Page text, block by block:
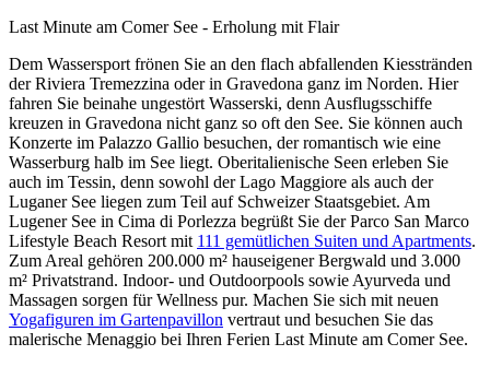
Last Minute am Comer See - Erholung mit Flair
Dem Wassersport frönen Sie an den flach abfallenden Kiesstränden
der Riviera Tremezzina oder in Gravedona ganz im Norden. Hier
fahren Sie beinahe ungestört Wasserski, denn Ausflugsschiffe
kreuzen in Gravedona nicht ganz so oft den See. Sie können auch
Konzerte im Palazzo Gallio besuchen, der romantisch wie eine
Wasserburg halb im See liegt. Oberitalienische Seen erleben Sie
auch im Tessin, denn sowohl der Lago Maggiore als auch der
Luganer See liegen zum Teil auf Schweizer Staatsgebiet. Am
Lugener See in Cima di Porlezza begrüßt Sie der Parco San Marco
Lifestyle Beach Resort mit 111 gemütlichen Suiten und Apartments.
Zum Areal gehören 200.000 m² hauseigener Bergwald und 3.000
m² Privatstrand. Indoor- und Outdoorpools sowie Ayurveda und
Massagen sorgen für Wellness pur. Machen Sie sich mit neuen
Yogafiguren im Gartenpavillon vertraut und besuchen Sie das
malerische Menaggio bei Ihren Ferien Last Minute am Comer See.